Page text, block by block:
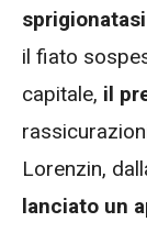
il fiato
capitale, il
Lorenzin,
lanciato un